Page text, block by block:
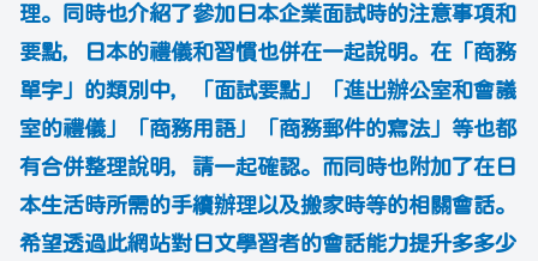
理。同時也介紹了參加日本企業面試時的注意事項和
要點，日本的禮儀和習慣也併在一起說明。在「商務
單字」的類別中，
「面試要點」
「進出辦公室和會議
室的禮儀」
「商務用語」
「商務郵件的寫法」等也都
有合併整理說明， 請一起確認。而同時也附加了在日
本生活時所需的手續辦理以及搬家時等的相關會話。
希望透過此網站對日文學習者的會話能力提升多多少